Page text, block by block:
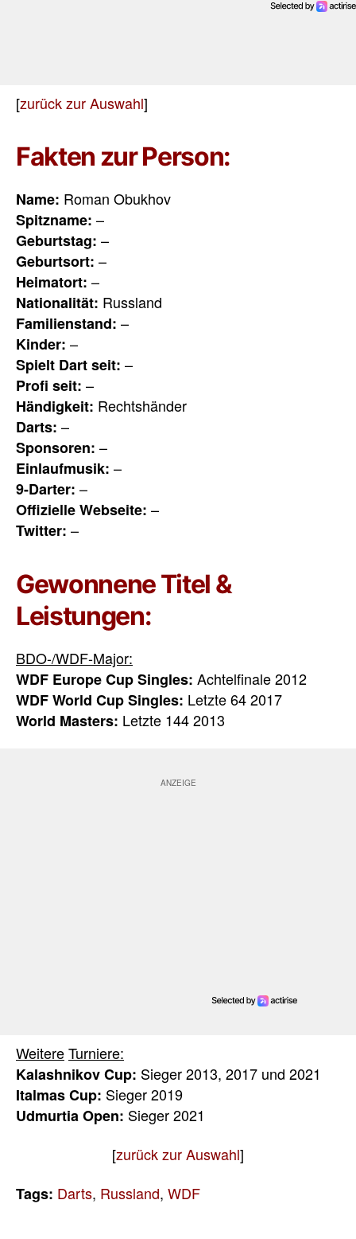
[zurück zur Auswahl]
Fakten zur Person:
Name: Roman Obukhov
Spitzname: –
Geburtstag: –
Geburtsort: –
Heimatort: –
Nationalität: Russland
Familienstand: –
Kinder: –
Spielt Dart seit: –
Profi seit: –
Händigkeit: Rechtshänder
Darts: –
Sponsoren: –
Einlaufmusik: –
9-Darter: –
Offizielle Webseite: –
Twitter: –
Gewonnene Titel &
Leistungen:
BDO-/WDF-Major:
WDF Europe Cup Singles: Achtelfinale 2012
WDF World Cup Singles: Letzte 64 2017
World Masters: Letzte 144 2013
WeitereTurniere:
Kalashnikov Cup: Sieger 2013, 2017 und 2021
Italmas Cup: Sieger 2019
Udmurtia Open: Sieger 2021
[zurück zur Auswahl]
Tags: Darts, Russland, WDF